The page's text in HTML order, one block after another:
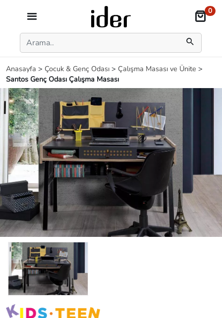
0
Anasayfa > Çocuk & Genç Odası > Çalışma Masası ve Ünite >
Santos Genç Odası Çalışma Masası